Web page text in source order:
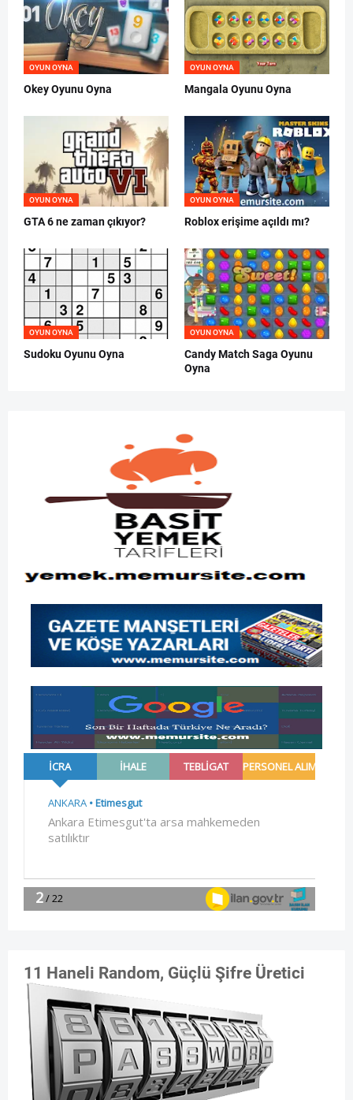
OYUN OYNA
Okey Oyunu Oyna
OYUN OYNA
Mangala Oyunu Oyna
OYUN OYNA
GTA 6 ne zaman çıkıyor?
OYUN OYNA
Roblox erişime açıldı mı?
OYUN OYNA
Sudoku Oyunu Oyna
OYUN OYNA
Candy Match Saga Oyunu
Oyna
11 Haneli Random, Güçlü Şifre Üretici